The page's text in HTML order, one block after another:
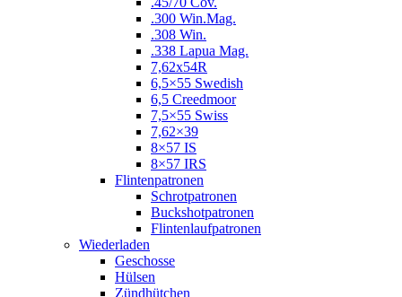
.300 Win.Mag.
.308 Win.
.338 Lapua Mag.
7,62x54R
6,5×55 Swedish
6,5 Creedmoor
7,5×55 Swiss
7,62×39
8×57 IS
8×57 IRS
Flintenpatronen
Schrotpatronen
Buckshotpatronen
Flintenlaufpatronen
Wiederladen
Geschosse
Hülsen
Zündhütchen